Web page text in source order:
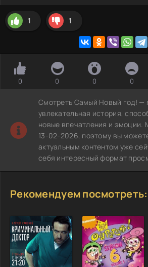
1 1
0 0 0 0
Смотреть Самый Новый год! —
увлекательная история,
новые впечатления и эмоции.
13-02-2026, поэтому вы
актуальным контентом уже
себя интересный формат
Рекомендуем посмотреть: